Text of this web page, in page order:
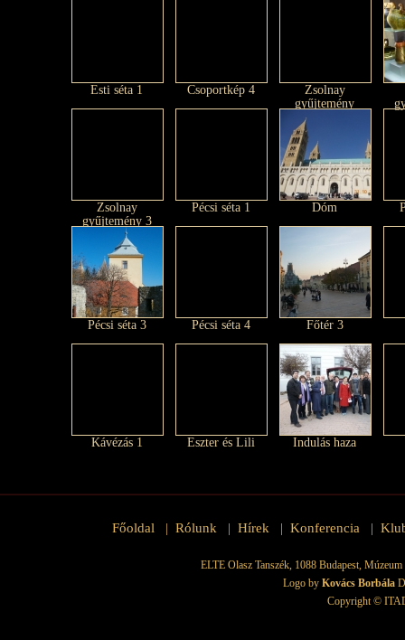
Esti séta 1 Csoportkép 4
Zsolnay
gyűjtemény
Zsolnay
gyűjtemény 3
Pécsi séta 1 Dóm
Pécsi séta 3 Pécsi séta 4 Főtér 3
Kávézás 1 Eszter és Lili Indulás haza
Főoldal Rólunk Hírek Konferencia
ELTE Olasz Tanszék, 1088 Budapest,
Logo by Kovács Borbála
Copyright ©